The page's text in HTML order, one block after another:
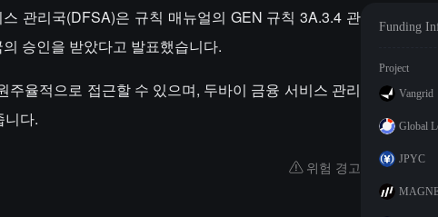
관리국(DFSA)은 규칙 매뉴얼의 GEN 규칙 3A.3.4 관
승인을 받았다고 발표했습니다.
율적으로 접근할 수 있으며, 두바이 금융 서비스 관리
니다.
위험 경고
Funding
Project
Vangrid
Global
JPYC